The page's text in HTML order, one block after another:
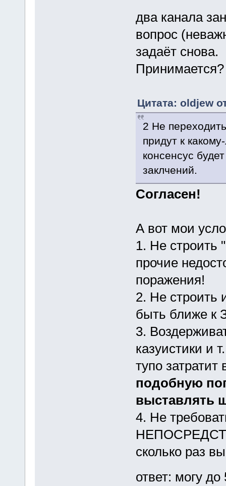
два канала
вопрос
задаёт снова.
Принимается?
Цитата: oldjew
2 Не
придут к
консенсус
заклчений.
Согласен!
А вот мои
1. Не строить
прочие
поражения!
2. Не строить
быть ближе
3.
казуистики и
тупо
подобную
выставлять
4. Не
сколько раз
ответ: могу